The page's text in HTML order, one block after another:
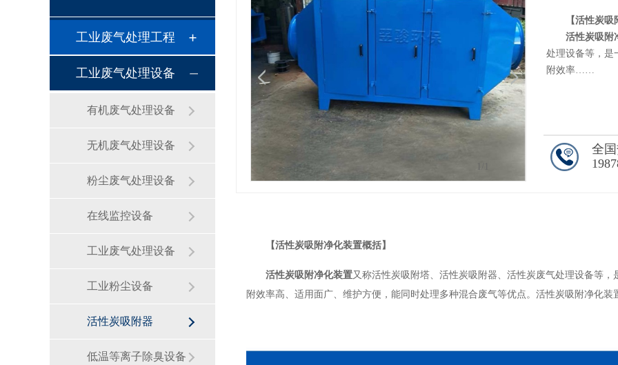
工业废气处理工程
工业废气处理设备
有机废气处理设备
无机废气处理设备
粉尘废气处理设备
在线监控设备
工业废气处理设备
工业粉尘设备
活性炭吸附器
低温等离子除臭设备
【活性炭
活性炭吸附
处理设备等，是
附效率……
全
【活性炭吸附净化装置概括】
活性炭吸附净化装置又称活性炭吸附塔、活性炭吸附器、活性炭废气处理设备等
附效率高、适用面广、维护方便，能同时处理多种混合废气等优点。活性炭吸附净化